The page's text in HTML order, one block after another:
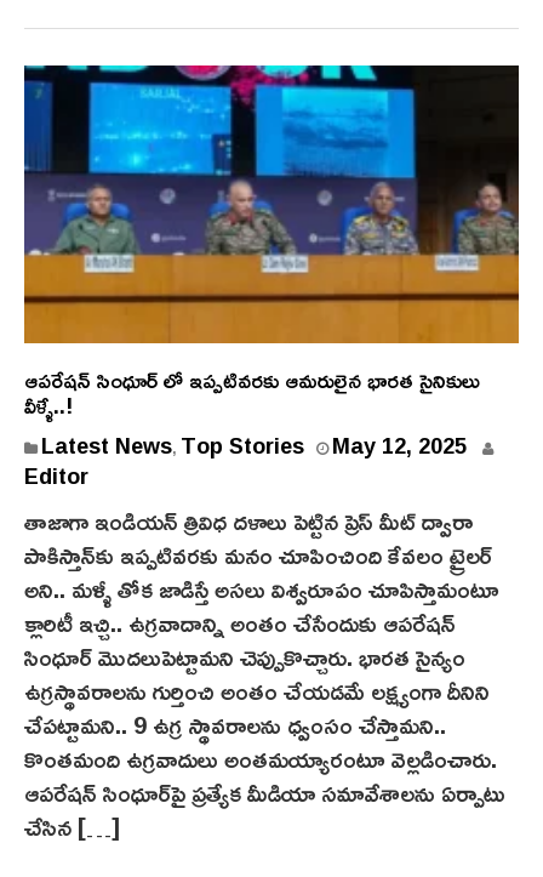
ఆపరేషన్ సింధూర్ లో ఇప్పటివరకు ఆమరులైన భారత సైనికులు
వీళ్ళే..!
Latest News, Top Stories May 12, 2025
Editor
తాజాగా ఇండియన్ త్రివిధ దళాలు పెట్టిన ప్రెస్ మీట్ ద్వారా
పాకిస్తాన్‌కు ఇప్పటివరకు మనం చూపించింది కేవలం ట్రైలర్
అని.. మళ్ళీ తోక జాడిస్తే అసలు విశ్వరూపం చూపిస్తామంటూ
క్లారిటీ ఇచ్చి.. ఉగ్రవాదాన్ని అంతం చేసేందుకు ఆపరేషన్
సింధూర్‌ మొదలుపెట్టామని చెప్పుకొచ్చారు. భారత సైన్యం
ఉగ్రస్థావరాలను గుర్తించి అంతం చేయడమే లక్ష్యంగా దీనిని
చేపట్టామ‌ని.. 9 ఉగ్ర స్థావరాలను ధ్వంసం చేస్తామని..
కొంతమంది ఉగ్రవాదులు అంతమయ్యారంటూ వెల్లడించారు.
ఆపరేషన్ సింధూర్‌పై ప్రత్యేక మీడియా సమావేశాలను ఏర్పాటు
చేసిన […]